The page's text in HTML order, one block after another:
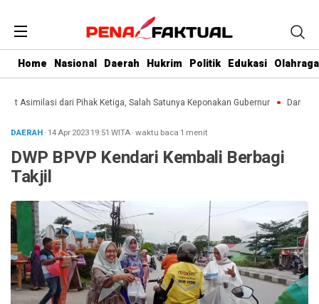
Home Nasional Daerah Hukrim Politik Edukasi Olahraga
dari Pihak Ketiga, Salah Satunya Keponakan Gubernur Dari Kebun
DAERAH· 14 Apr 202319:51 WITA·waktu baca 1 menit
DWP BPVP Kendari Kembali Berbagi
Takjil